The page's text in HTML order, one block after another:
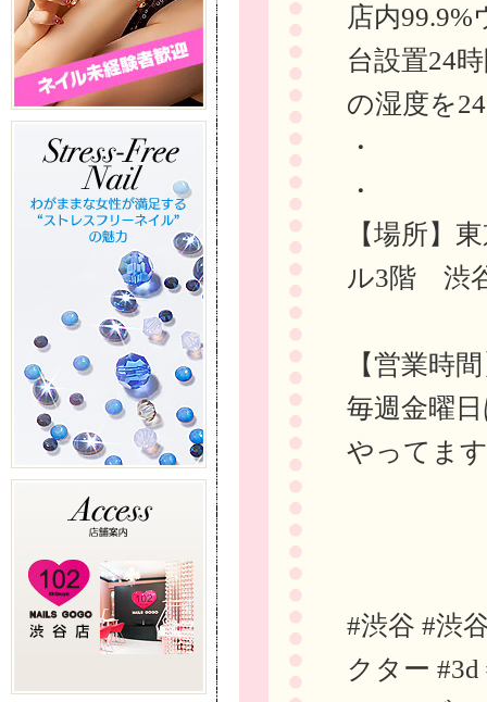
店内
台設置24
の湿度を
・
・
【場所】
ル3階 渋
【営業時
毎週金曜
やってま
#渋谷 #渋
クター